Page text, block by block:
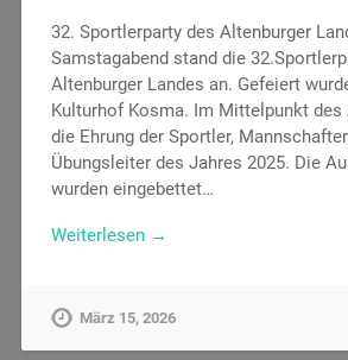
32. Sportlerparty des Altenburger
Samstagabend stand die
Altenburger Landes an. Gefeiert
Kulturhof Kosma. Im Mittelpunkt des
die Ehrung der Sportler,
Übungsleiter des Jahres 2025. Die
wurden eingebettet…
Weiterlesen →
März 15, 2026